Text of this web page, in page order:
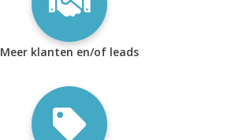
Meer klanten en/of leads